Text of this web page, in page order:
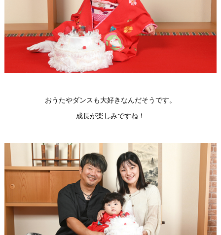
おうたやダンスも大好きなんだそうです。
成長が楽しみですね！